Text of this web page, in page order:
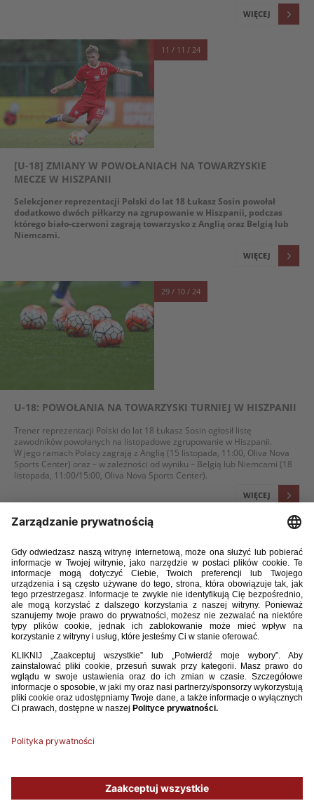
WIĘCEJ
11 / 11 / 24
[U-18] ZMIANY W POWOŁANIACH NA TOWARZYSKIE
MECZE W HISZPANII
Selekcjoner reprezentacji Polski do lat 18 Łukasz Sosin powołał
dodatkowo dwóch piłkarzy na zgrupowanie w Hiszpanii, podczas
którego biało-czerwoni zagrają towarzysko z Anglią oraz Belgią lub
Niemcami.
WIĘCEJ
29 / 10 / 24
U-18: POWOŁANIA NA TOWARZYSKI TURNIEJ W HISZPANII
Trener reprezentacji Polski do lat 18 Łukasz Sosin ogłosił listę
zawodników powołanych na listopadowe zgrupowanie w Hiszpanii.
W jego ramach Polacy zagrają z Anglią (15 listopada, 11:00, Oliva Nova
Sports Center) oraz – w zależności od wyniku – Belgią lub Niemcami (18
listopada, 11:00/15:00, Oliva Nova Sports Center).
WIĘCEJ
W drugim w odstępie kilku dni meczu towarzyskim reprezentacji U-18
Polacy wygrali na wyjeździe ze Szwajcarią 3:2 po golach Adriana
Przyborka, Jakuba Adkonisa i Mateusza Książka. Podopiecznym
selekcjonera Łukasza Sosina udał się więc rewanż za sobotnią porażkę
0:1.
12
... 34